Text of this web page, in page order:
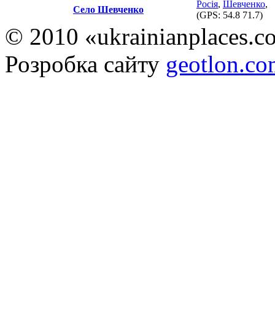
Село Шевченко
Росія, Шевченко,
(GPS: 54.8 71.7)
© 2010
Розробка сайту